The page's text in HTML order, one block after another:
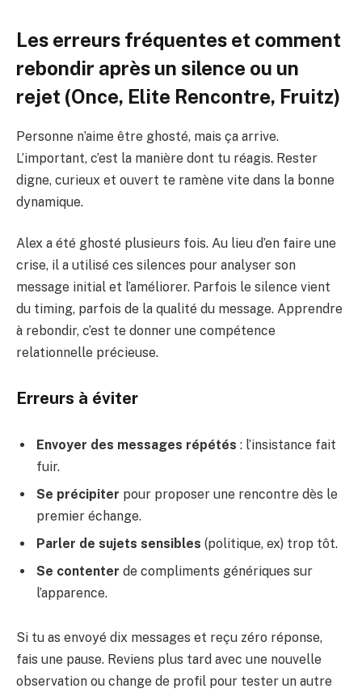
Les erreurs fréquentes et comment
rebondir après un silence ou un
rejet (Once, Elite Rencontre, Fruitz)
Personne n’aime être ghosté, mais ça arrive.
L’important, c’est la manière dont tu réagis. Rester
digne, curieux et ouvert te ramène vite dans la bonne
dynamique.
Alex a été ghosté plusieurs fois. Au lieu d’en faire une
crise, il a utilisé ces silences pour analyser son
message initial et l’améliorer. Parfois le silence vient
du timing, parfois de la qualité du message. Apprendre
à rebondir, c’est te donner une compétence
relationnelle précieuse.
Erreurs à éviter
Envoyer des messages répétés : l’insistance fait
fuir.
Se précipiter pour proposer une rencontre dès le
premier échange.
Parler de sujets sensibles (politique, ex) trop tôt.
Se contenter de compliments génériques sur
l’apparence.
Si tu as envoyé dix messages et reçu zéro réponse,
fais une pause. Reviens plus tard avec une nouvelle
observation ou change de profil pour tester un autre